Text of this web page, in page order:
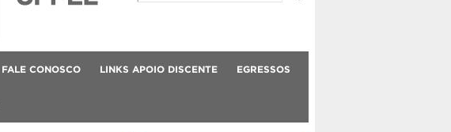
FALE CONOSCO LINKS APOIO DISCENTE EGRESSOS